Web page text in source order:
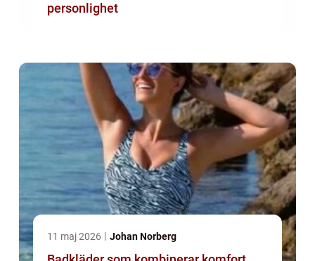
personlighet
11 maj 2026 Johan Norberg